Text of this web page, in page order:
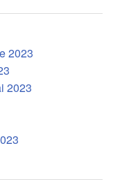
2023
2023